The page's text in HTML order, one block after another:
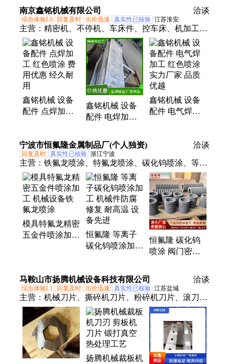
覆膜上色设备
好 应用广泛
燥设备 负压真
空烘干机
南京鑫铭机械有限公司 洽谈
综合体验L0 回复及时 出价迅速 真实性已核验 江苏淮安
主营： 精密机、不停机、车床件、控车床、机加工、
车床加、机床加、传动轴、cnc设备、冲压件、精密
件加、非标设备、机械设计、机械车床、普通车床、
数控机床、自动车床、大型车床、机械零件、机床部
件、机械制造、精密零件、模具加工、非标机械、附
近车床
鑫铭机械 设备
配件 点焊加工
鑫铭机械 设备
配件 电焊加工
多样 质量保障
鑫铭机械 设备
配件 电气焊加
宁波市恒氟隆金属制品厂(个人独资) 洽谈
回复及时 真实性已核验 浙江宁波
主营： 铁氟龙喷涂、特氟龙喷涂、碳化钨喷涂、等离
子喷涂、铁氟龙涂层喷涂、特氟龙涂层喷涂、等离子
碳化钨喷涂、超音速热喷涂、超音速火焰喷涂
模具特氟龙精密
五金件喷涂加工
恒氟隆 等离子
碳化钨喷涂加工
进
恒氟隆 碳化钨
喷涂 阀门密封
马鞍山市扬腾机械设备科技有限公司 洽谈
综合体验L1 回复及时 出价迅速 真实性已核验 江苏盐城
主营： 机械刀片、撕碎机刀片、粉碎机刀片、滚刀热
喷涂、剪板机刀片、轴承刀、切纸刀、单轴撕碎机刀
片、双轴撕碎机刀片、圆切刀片、钨钢圆刀片、轧钢
机刀片、刀片、不锈钢分切机刀片、机械轧钢刀片、
裁板机刀片、机器刀片、锰板不蹦刃
扬腾机械裁板机